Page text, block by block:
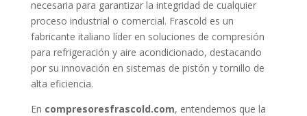
necesaria para garantizar la integridad de cualquier
proceso industrial o comercial. Frascold es un
fabricante italiano líder en soluciones de compresión
para refrigeración y aire acondicionado, destacando
por su innovación en sistemas de pistón y tornillo de
alta eficiencia.
En compresoresfrascold.com, entendemos que la